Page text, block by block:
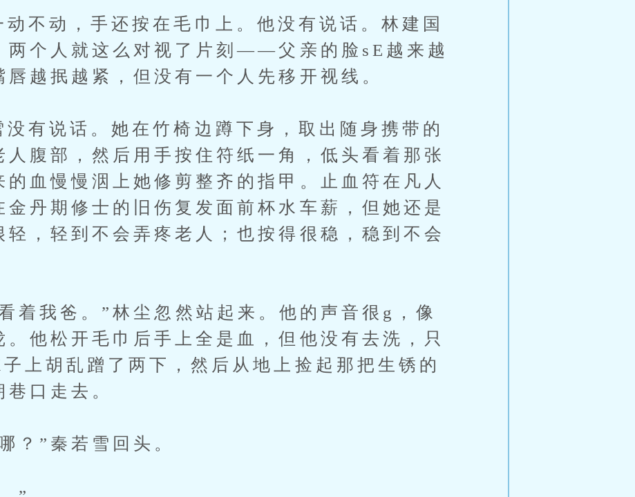
动，手还按在毛巾上。他没有说话。林建国
两个人就这么对视了片刻——父亲的脸sE越来越
唇越抿越紧，但没有一个人先移开视线。
说话。她在竹椅边蹲下身，取出随身携带的
人腹部，然后用手按住符纸一角，低头看着那张
的血慢慢洇上她修剪整齐的指甲。止血符在凡人
金丹期修士的旧伤复发面前杯水车薪，但她还是
轻，轻到不会弄疼老人；也按得很稳，稳到不会
爸。”林尘忽然站起来。他的声音很g，像
。他松开毛巾后手上全是血，但他没有去洗，只
上胡乱蹭了两下，然后从地上捡起那把生锈的
口走去。
秦若雪回头。